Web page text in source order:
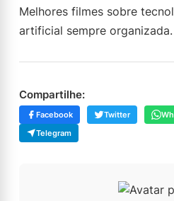
Melhores filmes sobre
artificial sempre organizada.
Compartilhe:
Facebook Twitter
Telegram